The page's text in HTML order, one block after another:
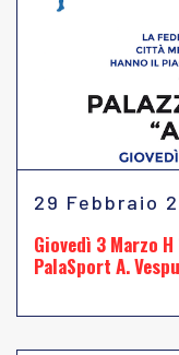
29 Febbraio
Giovedì 3 Marzo H 10 a Roma
PalaSport A.